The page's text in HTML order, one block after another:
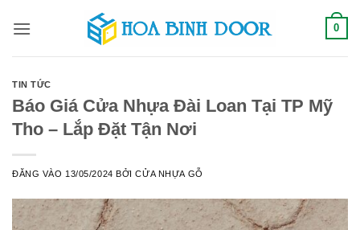
qua
0
TIN TỨC
Báo Giá Cửa Nhựa Đài Loan Tại TP Mỹ
Tho – Lắp Đặt Tận Nơi
ĐĂNG VÀO 13/05/2024 BỞICỬA NHỰA GỖ